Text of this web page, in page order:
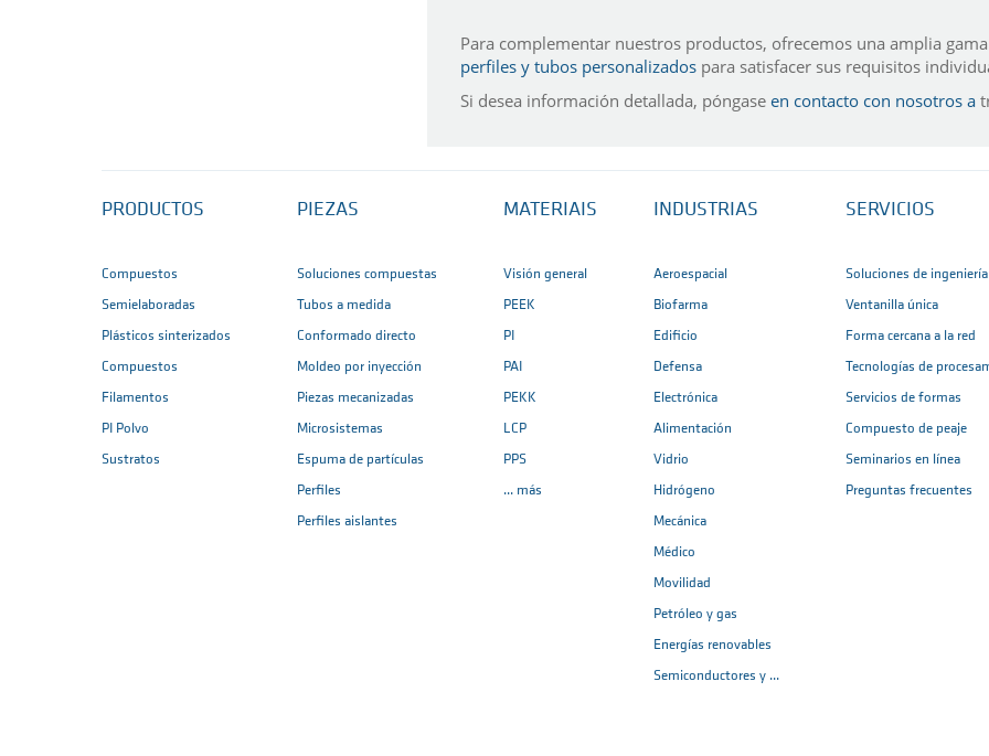
Para complementar nuestros productos, ofrecemos una amplia
perfiles y tubos personalizados para satisfacer sus requisitos
Si desea información detallada, póngase en contacto con nosotros a
PRODUCTOS
Compuestos
Semielaboradas
Plásticos sinterizados
Compuestos
Filamentos
PI Polvo
Sustratos
PIEZAS
Soluciones compuestas
Tubos a medida
Conformado directo
Moldeo por inyección
Piezas mecanizadas
Microsistemas
Espuma de partículas
Perfiles
Perfiles aislantes
MATERIAIS
Visión general
PEEK
PI
PAI
PEKK
LCP
PPS
... más
INDUSTRIAS
Aeroespacial
Biofarma
Edificio
Defensa
Electrónica
Alimentación
Vidrio
Hidrógeno
Mecánica
Médico
Movilidad
Petróleo y gas
Energías renovables
Semiconductores y ...
SERVICIOS
Soluciones de ingeniería
Ventanilla única
Forma cercana a la red
Tecnologías de
Servicios de formas
Compuesto de peaje
Seminarios en línea
Preguntas frecuentes